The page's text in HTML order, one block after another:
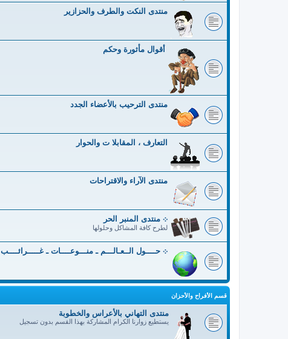
منتدى النكت والطرف والحزازير
أقوال مأثورة وحكم
منتدى الترحيب بالأعضاء الجدد
التعارف ، المقابلا ت والحوار
منتدى الآراء والاقتراحات
܀ منتدى المنبر الحر
لطرح كافة المشاكل وحلولها
܀ حــــول الــعـالـــم ـ منـــوعــــات ـ غـــــرائــــب
قسم الأفراح والأحزان
منتدى التهاني بالأعراس والخطوبة
يستطيع زوارنا الكرام المشاركة بهذا القسم بدون تسجيل